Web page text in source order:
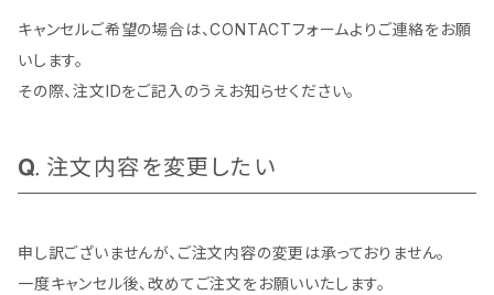
キャンセルご希望の場合は、CONTACTフォームよりご連絡をお願
いします。
その際、注文IDをご記入のうえお知らせください。
注文内容を変更したい
申し訳ございませんが、ご注文内容の変更は承っておりません。
一度キャンセル後、改めてご注文をお願いいたします。